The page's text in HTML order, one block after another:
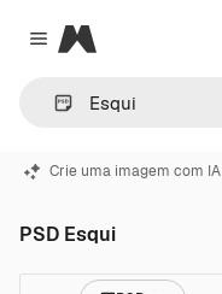
Close menu
Magnific
Crie uma imagem com IA
PSD Esqui